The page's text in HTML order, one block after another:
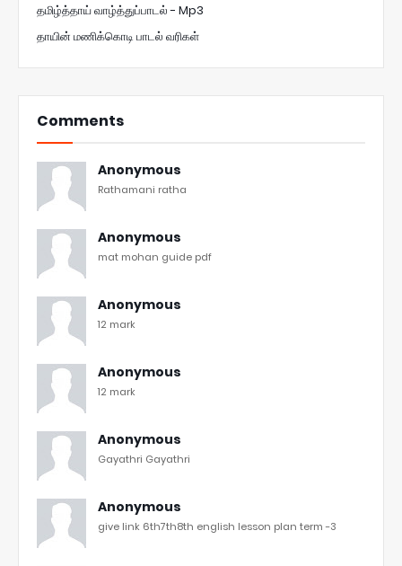
தமிழ்த்தாய் வாழ்த்துப்பாடல் - Mp3
தாயின் மணிக்கொடி பாடல் வரிகள்
Comments
Anonymous
Rathamani ratha
Anonymous
mat mohan guide pdf
Anonymous
12 mark
Anonymous
12 mark
Anonymous
Gayathri Gayathri
Anonymous
give link 6th7th8th english lesson plan term -3